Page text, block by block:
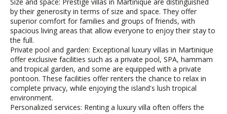
Size and space: Prestige villas in Martinique are distinguished
by their generosity in terms of size and space. They offer
superior comfort for families and groups of friends, with
spacious living areas that allow everyone to enjoy their stay to
the full.
Private pool and garden: Exceptional luxury villas in Martinique
offer exclusive facilities such as a private pool, SPA, hammam
and tropical garden, and some are equipped with a private
pontoon. These facilities offer renters the chance to relax in
complete privacy, while enjoying the island's lush tropical
environment.
Personalized services: Renting a luxury villa often offers the